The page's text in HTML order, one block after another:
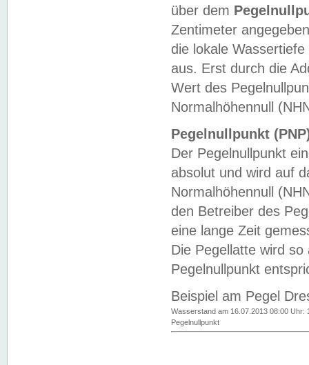
über dem
Zentimeter
die lokale
aus. Erst durch die
Wert des
Normalhöhennull
Pegelnullpunkt
Der Pegelnullpunkt
absolut und wird auf
Normalhöhennull
den Betreiber des
eine lange Zeit
Die Pegellatte wird
Pegelnullpunkt
Beispiel am Pegel
Wasserstand am 16.07.2013 08:00 Uhr:
Pegelnullpunkt